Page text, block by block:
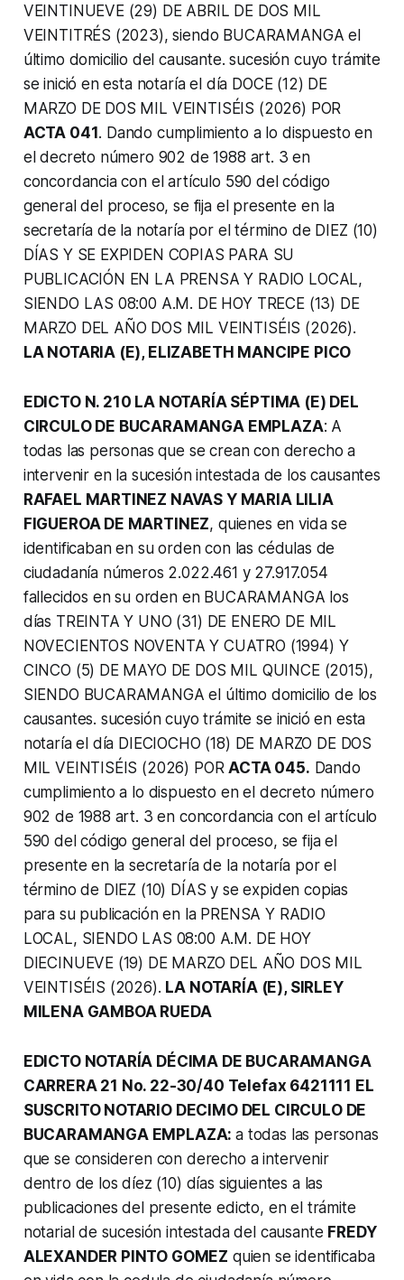
VEINTINUEVE (29) DE ABRIL DE DOS MIL
VEINTITRÉS (2023), siendo BUCARAMANGA el
último domicilio del causante. sucesión cuyo trámite
se inició en esta notaría el día DOCE (12) DE
MARZO DE DOS MIL VEINTISÉIS (2026) POR
ACTA 041. Dando cumplimiento a lo dispuesto en
el decreto número 902 de 1988 art. 3 en
concordancia con el artículo 590 del código
general del proceso, se fija el presente en la
secretaría de la notaría por el término de DIEZ (10)
DÍAS Y SE EXPIDEN COPIAS PARA SU
PUBLICACIÓN EN LA PRENSA Y RADIO LOCAL,
SIENDO LAS 08:00 A.M. DE HOY TRECE (13) DE
MARZO DEL AÑO DOS MIL VEINTISÉIS (2026).
LA NOTARIA (E), ELIZABETH MANCIPE PICO
EDICTO N. 210 LA NOTARÍA SÉPTIMA (E) DEL
CIRCULO DE BUCARAMANGA EMPLAZA: A
todas las personas que se crean con derecho a
intervenir en la sucesión intestada de los causantes
RAFAEL MARTINEZ NAVAS Y MARIA LILIA
FIGUEROA DE MARTINEZ, quienes en vida se
identificaban en su orden con las cédulas de
ciudadanía números 2.022.461 y 27.917.054
fallecidos en su orden en BUCARAMANGA los
días TREINTA Y UNO (31) DE ENERO DE MIL
NOVECIENTOS NOVENTA Y CUATRO (1994) Y
CINCO (5) DE MAYO DE DOS MIL QUINCE (2015),
SIENDO BUCARAMANGA el último domicilio de los
causantes. sucesión cuyo trámite se inició en esta
notaría el día DIECIOCHO (18) DE MARZO DE DOS
MIL VEINTISÉIS (2026) PORACTA 045. Dando
cumplimiento a lo dispuesto en el decreto número
902 de 1988 art. 3 en concordancia con el artículo
590 del código general del proceso, se fija el
presente en la secretaría de la notaría por el
término de DIEZ (10) DÍAS y se expiden copias
para su publicación en la PRENSA Y RADIO
LOCAL, SIENDO LAS 08:00 A.M. DE HOY
DIECINUEVE (19) DE MARZO DEL AÑO DOS MIL
VEINTISÉIS (2026). LA NOTARÍA (E), SIRLEY
MILENA GAMBOA RUEDA
EDICTO NOTARÍA DÉCIMA DE BUCARAMANGA
CARRERA 21 No. 22-30/40 Telefax 6421111 EL
SUSCRITO NOTARIO DECIMO DEL CIRCULO DE
BUCARAMANGA EMPLAZA:a todas las personas
que se consideren con derecho a intervenir
dentro de los díez (10) días siguientes a las
publicaciones del presente edicto, en el trámite
notarial de sucesión intestada del causante FREDY
ALEXANDER PINTO GOMEZ quien se identificaba